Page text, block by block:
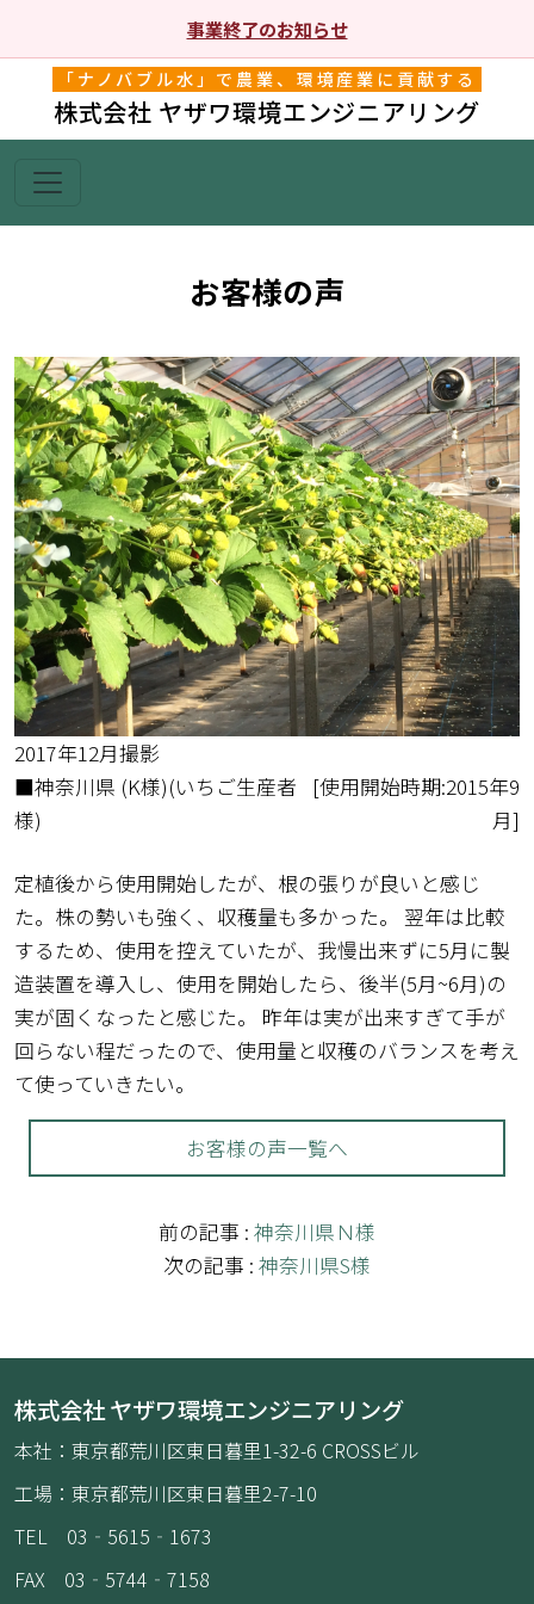
事業終了のお知らせ
「ナノバブル水」で農業、環境産業に貢献する
株式会社 ヤザワ環境エンジニアリング
お客様の声
2017年12月撮影
■神奈川県 (K様)(いちご生産者
様)
[使用開始時期:2015年9
月]
定植後から使用開始したが、根の張りが良いと感じ
た。株の勢いも強く、収穫量も多かった。 翌年は比較
するため、使用を控えていたが、我慢出来ずに5月に製
造装置を導入し、使用を開始したら、後半(5月~6月)の
実が固くなったと感じた。 昨年は実が出来すぎて手が
回らない程だったので、使用量と収穫のバランスを考え
て使っていきたい。
お客様の声一覧へ
前の記事 : 神奈川県Ｎ様
次の記事 : 神奈川県S様
株式会社 ヤザワ環境エンジニアリング
本社：東京都荒川区東日暮里1-32-6 CROSSビル
工場：東京都荒川区東日暮里2-7-10
TEL 03‐5615‐1673
FAX 03‐5744‐7158